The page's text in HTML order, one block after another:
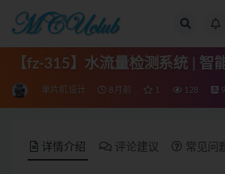
【fz-315】水流量检测系统 | 智
单片机设计 8月前 1 128
详情介绍 评论建议 常见问